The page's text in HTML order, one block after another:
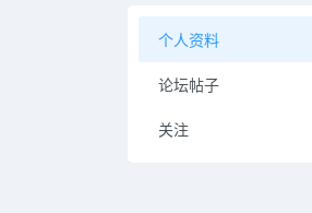
个人资料
论坛帖子
关注